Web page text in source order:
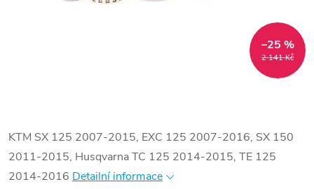
2 141 Kč
–25 %
KTM SX 125 2007-2015, EXC 125 2007-2016, SX 150
2011-2015, Husqvarna TC 125 2014-2015, TE 125
2014-2016 Detailní informace